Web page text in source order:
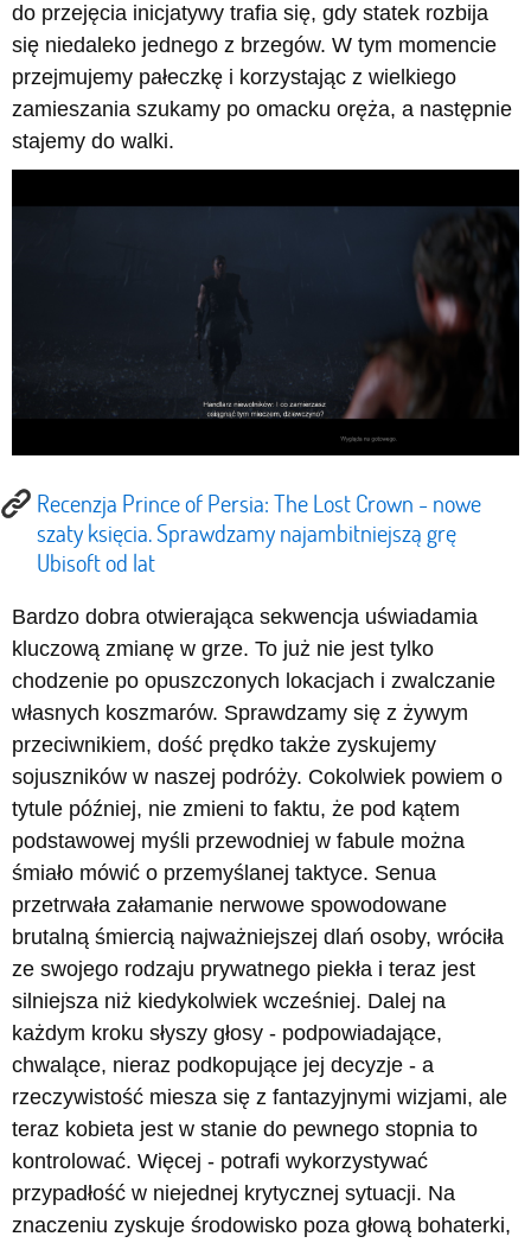
do przejęcia inicjatywy trafia się, gdy statek rozbija
się niedaleko jednego z brzegów. W tym momencie
przejmujemy pałeczkę i korzystając z wielkiego
zamieszania szukamy po omacku oręża, a następnie
stajemy do walki.
Recenzja Prince of Persia: The Lost Crown - nowe
szaty księcia. Sprawdzamy najambitniejszą grę
Ubisoft od lat
Bardzo dobra otwierająca sekwencja uświadamia
kluczową zmianę w grze. To już nie jest tylko
chodzenie po opuszczonych lokacjach i zwalczanie
własnych koszmarów. Sprawdzamy się z żywym
przeciwnikiem, dość prędko także zyskujemy
sojuszników w naszej podróży. Cokolwiek powiem o
tytule później, nie zmieni to faktu, że pod kątem
podstawowej myśli przewodniej w fabule można
śmiało mówić o przemyślanej taktyce. Senua
przetrwała załamanie nerwowe spowodowane
brutalną śmiercią najważniejszej dlań osoby, wróciła
ze swojego rodzaju prywatnego piekła i teraz jest
silniejsza niż kiedykolwiek wcześniej. Dalej na
każdym kroku słyszy głosy - podpowiadające,
chwalące, nieraz podkopujące jej decyzje - a
rzeczywistość miesza się z fantazyjnymi wizjami, ale
teraz kobieta jest w stanie do pewnego stopnia to
kontrolować. Więcej - potrafi wykorzystywać
przypadłość w niejednej krytycznej sytuacji. Na
znaczeniu zyskuje środowisko poza głową bohaterki,